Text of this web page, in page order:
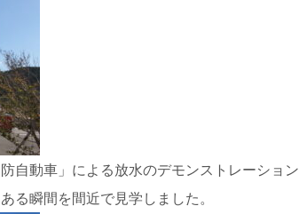
自動車」による放水のデモンストレーション
る瞬間を間近で見学しました。